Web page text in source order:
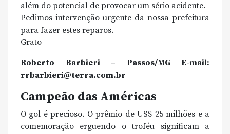
além do potencial de provocar um sério acidente.
Pedimos intervenção urgente da nossa prefeitura
para fazer estes reparos.
Grato
Roberto Barbieri – Passos/MG E-mail:
rrbarbieri@terra.com.br
Campeão das Américas
O gol é precioso. O prêmio de US$ 25 milhões e a
comemoração erguendo o troféu significam a